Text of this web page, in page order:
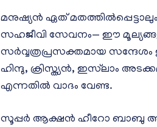
മനുഷ്യൻ ഏത്
സഹജീവി സേവനം— ഈ
സർവ്വത്രപ്രസക്തമായ സന്ദേശം
ഹിന്ദു, ക്രിസ്ത്യൻ, ഇസ്‌ലാം
എന്നതിൽ വാദം വേണ്ട.
സൂപ്പർ ആക്ഷൻ ഹീറോ ബാബു